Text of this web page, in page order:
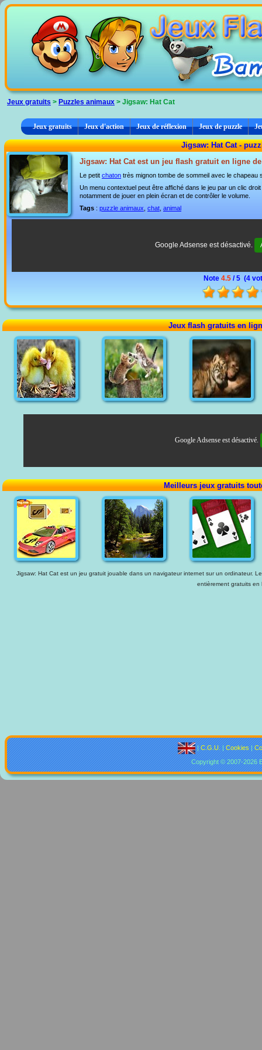
Jeux gratuits > Puzzles animaux > Jigsaw: Hat Cat
Jeux gratuits Jeux d'action Jeux de réflexion Jeux de puzzle
Jigsaw: Hat Cat -
Jigsaw: Hat Cat est un jeu flash gratuit en ligne
Le petit chaton très mignon tombe de sommeil avec le chapeau
Un menu contextuel peut être affiché dans le jeu par un clic
notamment de jouer en plein écran et de contrôler le volume.
Tags : puzzle animaux chat animal
Google Adsense est désactivé.
Note 4.5/ 5 (4
Jeux flash gratuits en
Google Adsense est désactivé.
Meilleurs jeux gratuits
Jigsaw: Hat Cat est un jeu gratuit jouable dans un navigateur internet sur un ordinateur.
entièrement gratuits en
|C.G.U.|Cookies|
Copyright © 2007-2026
Panneau de gestion des cookies